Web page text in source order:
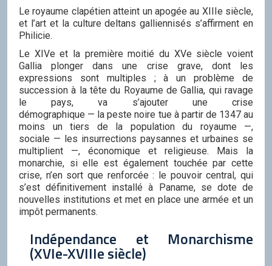
Le royaume clapétien atteint un apogée au XIIIe siècle,
et l’art et la culture deltans galliennisés s’affirment en
Philicie.
Le XIVe et la première moitié du XVe siècle voient
Gallia plonger dans une crise grave, dont les
expressions sont multiples ; à un problème de
succession à la tête du Royaume de Gallia, qui ravage
le pays, va s’ajouter une crise
démographique — la peste noire tue à partir de 1347 au
moins un tiers de la population du royaume —,
sociale — les insurrections paysannes et urbaines se
multiplient —, économique et religieuse. Mais la
monarchie, si elle est également touchée par cette
crise, n’en sort que renforcée : le pouvoir central, qui
s’est définitivement installé à Paname, se dote de
nouvelles institutions et met en place une armée et un
impôt permanents.
Indépendance et Monarchisme
(XVIe-XVIIIe siècle)